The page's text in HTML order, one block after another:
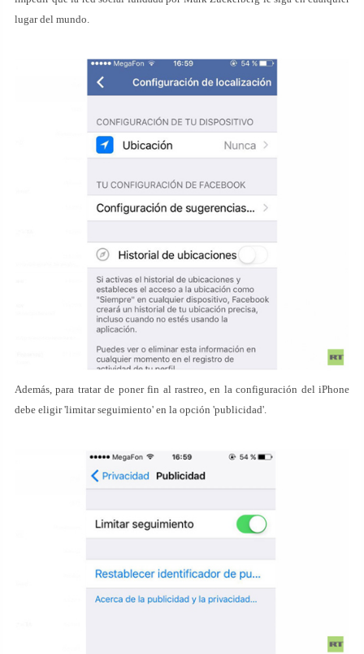
lugar del mundo.
Además, para tratar de poner fin al rastreo, en la configuración del iPhone
debe eligir 'limitar seguimiento' en la opción 'publicidad'.